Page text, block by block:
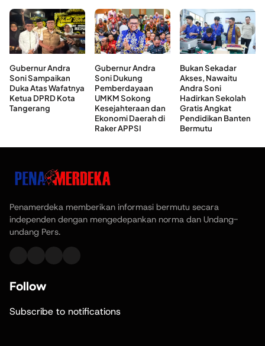
Gubernur Andra
Soni Sampaikan
Duka Atas Wafatnya
Ketua DPRD Kota
Tangerang
Gubernur Andra
Soni Dukung
Pemberdayaan
UMKM Sokong
Kesejahteraan dan
Ekonomi Daerah di
Raker APPSI
Bukan Sekadar
Akses, Nawaitu
Andra Soni
Hadirkan Sekolah
Gratis Angkat
Pendidikan Banten
Bermutu
Penamerdeka memberikan informasi bermutu secara
independen dengan mengedepankan norma dan Undang-
undang Pers.
Follow
Subscribe to notifications